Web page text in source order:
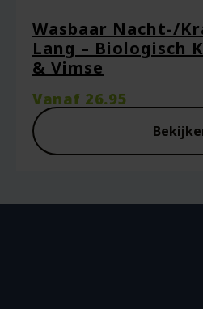
Wasbaar Nacht-/
Lang – Biologisch
& Vimse
Vanaf 26.95